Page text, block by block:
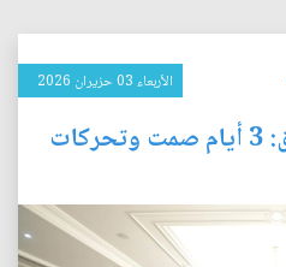
الأربعاء 03 حزيران 2026
رشوة النفط في العراق: 3 أيام صمت وتحركات